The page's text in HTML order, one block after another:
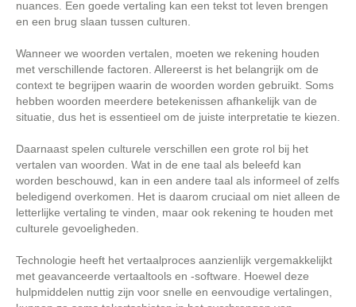
nuances. Een goede vertaling kan een tekst tot leven brengen
en een brug slaan tussen culturen.
Wanneer we woorden vertalen, moeten we rekening houden
met verschillende factoren. Allereerst is het belangrijk om de
context te begrijpen waarin de woorden worden gebruikt. Soms
hebben woorden meerdere betekenissen afhankelijk van de
situatie, dus het is essentieel om de juiste interpretatie te kiezen.
Daarnaast spelen culturele verschillen een grote rol bij het
vertalen van woorden. Wat in de ene taal als beleefd kan
worden beschouwd, kan in een andere taal als informeel of zelfs
beledigend overkomen. Het is daarom cruciaal om niet alleen de
letterlijke vertaling te vinden, maar ook rekening te houden met
culturele gevoeligheden.
Technologie heeft het vertaalproces aanzienlijk vergemakkelijkt
met geavanceerde vertaaltools en -software. Hoewel deze
hulpmiddelen nuttig zijn voor snelle en eenvoudige vertalingen,